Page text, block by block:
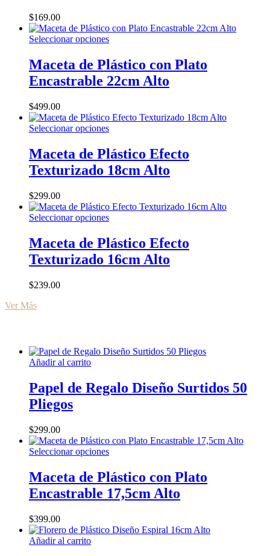
se
pueden
en
la
página
de
$169.00
Seleccionar opcionesEste
tiene
múltiples
variantes.
se
pueden
en
la
página
de
Maceta de Plástico con Plato
Encastrable 22cm Alto
$499.00
Seleccionar opcionesEste
tiene
múltiples
variantes.
se
pueden
elegir
en
la
página
de
Maceta de Plástico Efecto
Texturizado 18cm Alto
$299.00
Seleccionar opcionesEste
tiene
múltiples
variantes.
página
de
Maceta de Plástico Efecto
Texturizado 16cm Alto
$239.00
Ver Más
Añadir al carrito
Papel de Regalo Diseño Surtidos 50
Pliegos
$299.00
Seleccionar opcionesEste
tiene
múltiples
variantes.
se
pueden
Maceta de Plástico con Plato
Encastrable 17,5cm Alto
$399.00
Añadir al carrito